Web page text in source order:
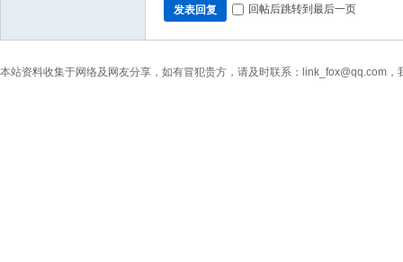
发表回复 回帖后跳转到最后一页
本站资料收集于网络及网友分享，如有冒犯贵方，请及时联系：link_fox@qq.com，